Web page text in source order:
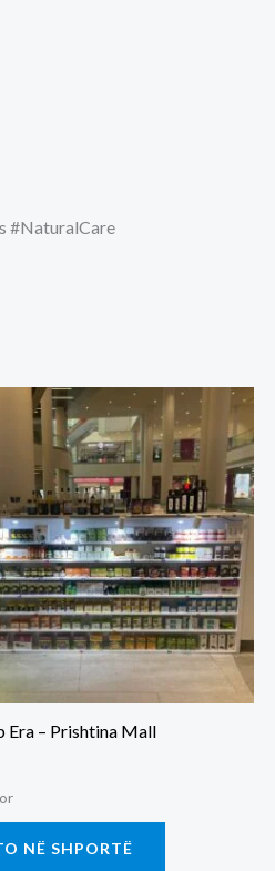
#NaturalCare
Era – Prishtina Mall
NË SHPORTË